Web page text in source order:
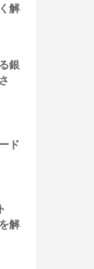
解
銀
ド
解